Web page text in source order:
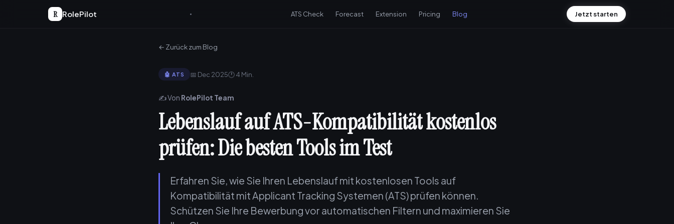
R RolePilot ATS Check Forecast Extension Pricing Blog Jetzt starten
← Zurück zum Blog
🤖 ATS 📅 Dec 2025🕐 4 Min.
✍️ Von RolePilot Team
Lebenslauf auf ATS-Kompatibilität kostenlos
prüfen: Die besten Tools im Test
Erfahren Sie, wie Sie Ihren Lebenslauf mit kostenlosen Tools auf
Kompatibilität mit Applicant Tracking Systemen (ATS) prüfen können.
Schützen Sie Ihre Bewerbung vor automatischen Filtern und maximieren Sie